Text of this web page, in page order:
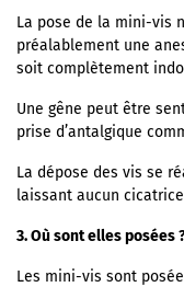
La pose de la mini-vis
préalablement une
soit complètement
Une gêne peut être
prise d’antalgique
La dépose des vis se
laissant aucun
3. Où sont elles posées
Les mini-vis sont